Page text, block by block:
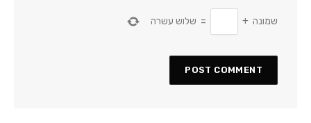
שמונה +
= שלוש עשרה